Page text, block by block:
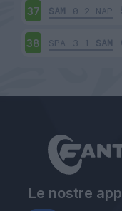
37 SAM 0-2 NAP
38 SPA 3-1 SAM
Le nostre app